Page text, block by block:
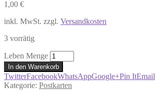
1,00 €
inkl. MwSt. zzgl. Versandkosten
3 vorrätig
Leben Menge
In den Warenkorb
TwitterFacebookWhatsAppGoogle+Pin ItEmail
Kategorie: Postkarten